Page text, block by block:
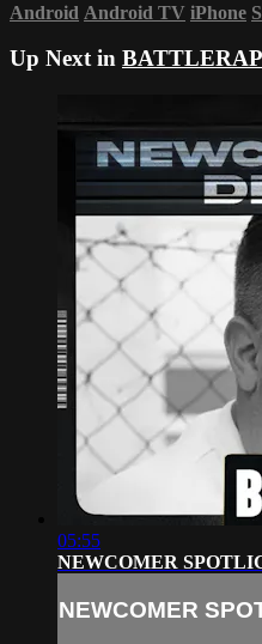
Android Android TV iPhone
Up Next in
05:55
NEWCOMER
NEWCOMER